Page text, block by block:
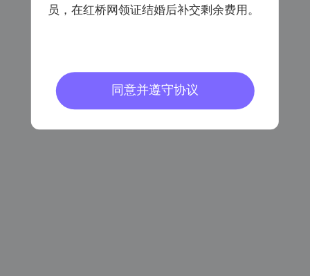
已阅读同意《会员注册协议》《个人信息保护协议》
密码登录
员，在红桥网领证结婚后补交剩余费用。
同意并遵守协议